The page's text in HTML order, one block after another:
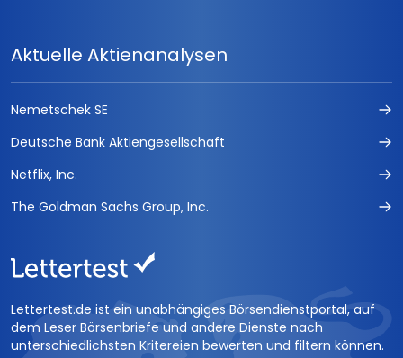
Aktuelle Aktienanalysen
Nemetschek SE
Deutsche Bank Aktiengesellschaft
Netflix, Inc.
The Goldman Sachs Group, Inc.
Lettertest.de ist ein unabhängiges Börsendienstportal, auf
dem Leser Börsenbriefe und andere Dienste nach
unterschiedlichsten Kritereien bewerten und filtern können.